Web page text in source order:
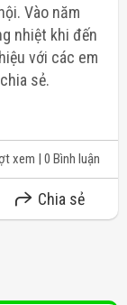
Vào năm
nhiệt khi đến
với các em
sẻ.
xem | 0 Bình luận
Chia sẻ